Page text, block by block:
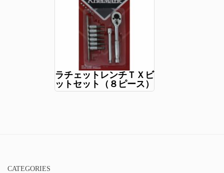
ラチェットレンチＴＸビ
ットセット（８ピース）
CATEGORIES